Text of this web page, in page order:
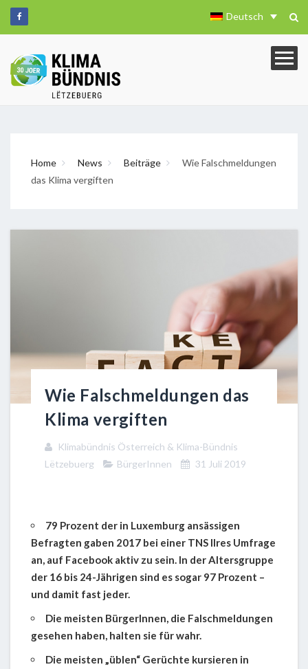
Deutsch
Home News Beiträge
Wie Falschmeldungen
das Klima vergiften
Wie Falschmeldungen das
Klima vergiften
Klimabündnis Österreich & Klima-Bündnis
Lëtzebuerg
BürgerInnen 31 Juli 2019
79 Prozent der in Luxemburg ansässigen
Befragten gaben 2017 bei einer TNS Ilres Umfrage
an, auf Facebook aktiv zu sein. In der Altersgruppe
der 16 bis 24-Jährigen sind es sogar 97 Prozent –
und damit fast jeder.
Die meisten BürgerInnen, die Falschmeldungen
gesehen haben, halten sie für wahr.
Die meisten „üblen“ Gerüchte kursieren in